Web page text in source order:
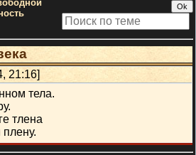
21:16]
тела.
тлена